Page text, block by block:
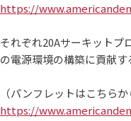
https://
それぞれ20Aサーキットプ
の電源環境の構築に貢献
（パンフレットはこちら
https://